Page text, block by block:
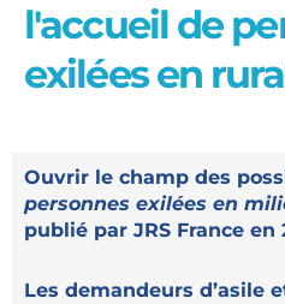
l'accueil de
exilées en
Ouvrir le champ des
personnes exilées en
publié par JRS France en
Les demandeurs d’asile